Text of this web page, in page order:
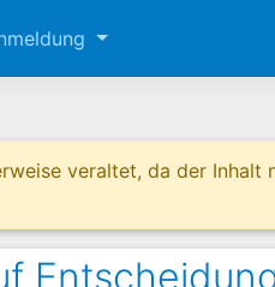
veraltet, da der